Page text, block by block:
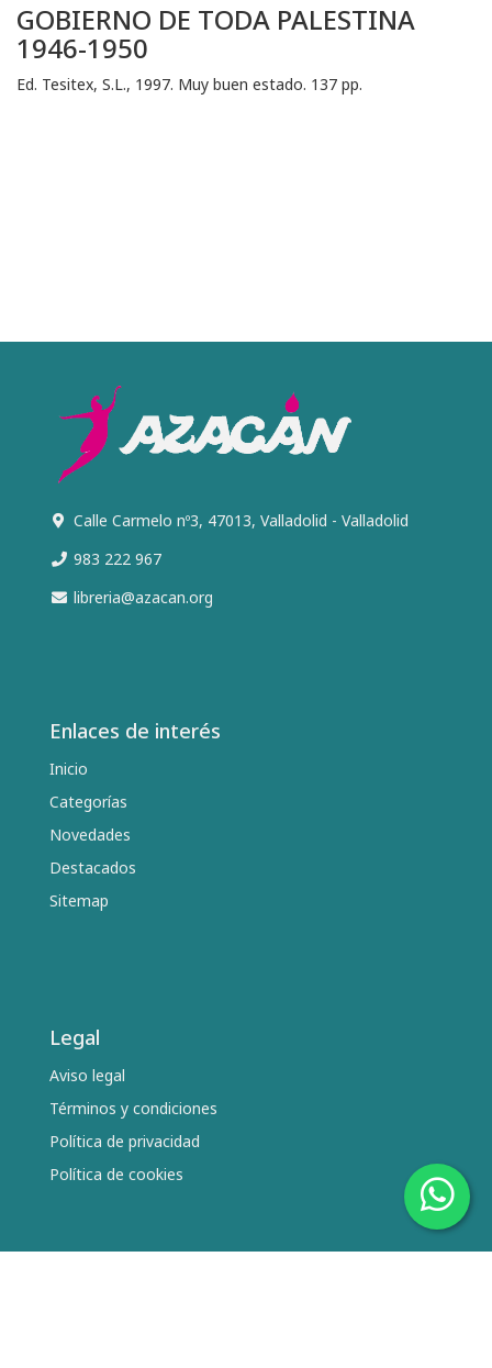
GOBIERNO DE TODA PALESTINA
1946-1950
Ed. Tesitex, S.L., 1997. Muy buen estado. 137 pp.
Calle Carmelo nº3, 47013, Valladolid - Valladolid
983 222 967
libreria@azacan.org
Enlaces de interés
Inicio
Categorías
Novedades
Destacados
Sitemap
Legal
Aviso legal
Términos y condiciones
Política de privacidad
Política de cookies